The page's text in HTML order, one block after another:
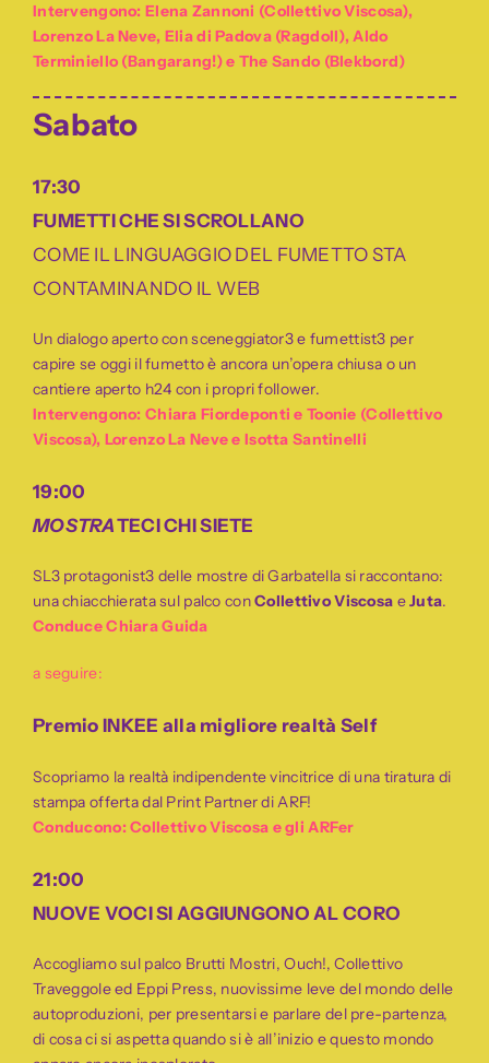
Intervengono: Elena Zannoni (Collettivo Viscosa),
Lorenzo La Neve, Elia di Padova (Ragdoll), Aldo
Terminiello (Bangarang!) e The Sando (Blekbord)
Sabato
17:30
FUMETTI CHE SI SCROLLANO
COME IL LINGUAGGIO DEL FUMETTO STA
CONTAMINANDO IL WEB
Un dialogo aperto con sceneggiator3 e fumettist3 per
capire se oggi il fumetto è ancora un’opera chiusa o un
cantiere aperto h24 con i propri follower.
Intervengono: Chiara Fiordeponti e Toonie (Collettivo
Viscosa), Lorenzo La Neve e Isotta Santinelli
19:00
MOSTRATECI CHI SIETE
SL3 protagonist3 delle mostre di Garbatella si raccontano:
una chiacchierata sul palco conCollettivoViscosa eJuta.
Conduce Chiara Guida
a seguire:
Premio INKEE alla migliore realtà Self
Scopriamo la realtà indipendente vincitrice di una tiratura di
stampa offerta dal Print Partner di ARF!
Conducono: Collettivo Viscosa e gli ARFer
21:00
NUOVE VOCI SI AGGIUNGONO AL CORO
Accogliamo sul palco Brutti Mostri, Ouch!, Collettivo
Traveggole ed Eppi Press, nuovissime leve del mondo delle
autoproduzioni, per presentarsi e parlare del pre-partenza,
di cosa ci si aspetta quando si è all’inizio e questo mondo